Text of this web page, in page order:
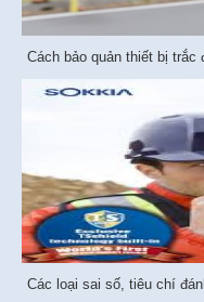
Cách bảo quản thiết bị trắc
Các loại sai số, tiêu chí